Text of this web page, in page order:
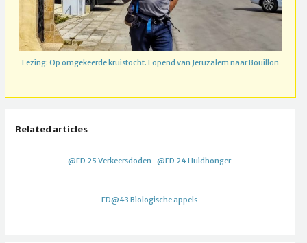
Lezing: Op omgekeerde kruistocht. Lopend van Jeruzalem naar Bouillon
Related articles
@FD 25 Verkeersdoden @FD 24 Huidhonger
FD@43 Biologische appels